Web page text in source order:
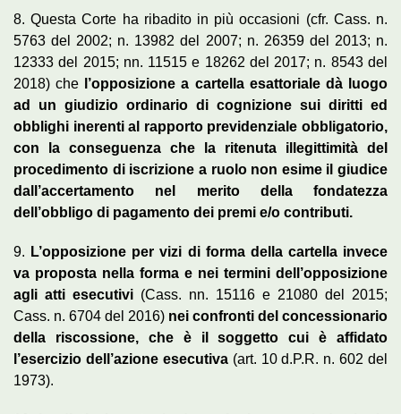
8. Questa Corte ha ribadito in più occasioni (cfr. Cass. n.
5763 del 2002; n. 13982 del 2007; n. 26359 del 2013; n.
12333 del 2015; nn. 11515 e 18262 del 2017; n. 8543 del
2018) che
l’opposizione a cartella esattoriale dà luogo
ad un giudizio ordinario di cognizione sui diritti ed
obblighi inerenti al rapporto previdenziale obbligatorio,
con la conseguenza che la ritenuta illegittimità del
procedimento di iscrizione a ruolo non esime il giudice
dall’accertamento nel merito della fondatezza
dell’obbligo di pagamento dei premi e/o contributi.
9. L’opposizione per vizi di forma della cartella invece
va proposta nella forma e nei termini dell’opposizione
agli atti esecutivi (Cass. nn. 15116 e 21080 del 2015;
Cass. n. 6704 del 2016) nei confronti del concessionario
della riscossione, che è il soggetto cui è affidato
l’esercizio dell’azione esecutiva(art. 10 d.P.R. n. 602 del
1973).